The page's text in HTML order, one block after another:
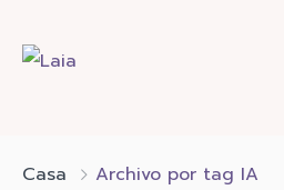
Quiénes somos
Casa Archivo por tag IA